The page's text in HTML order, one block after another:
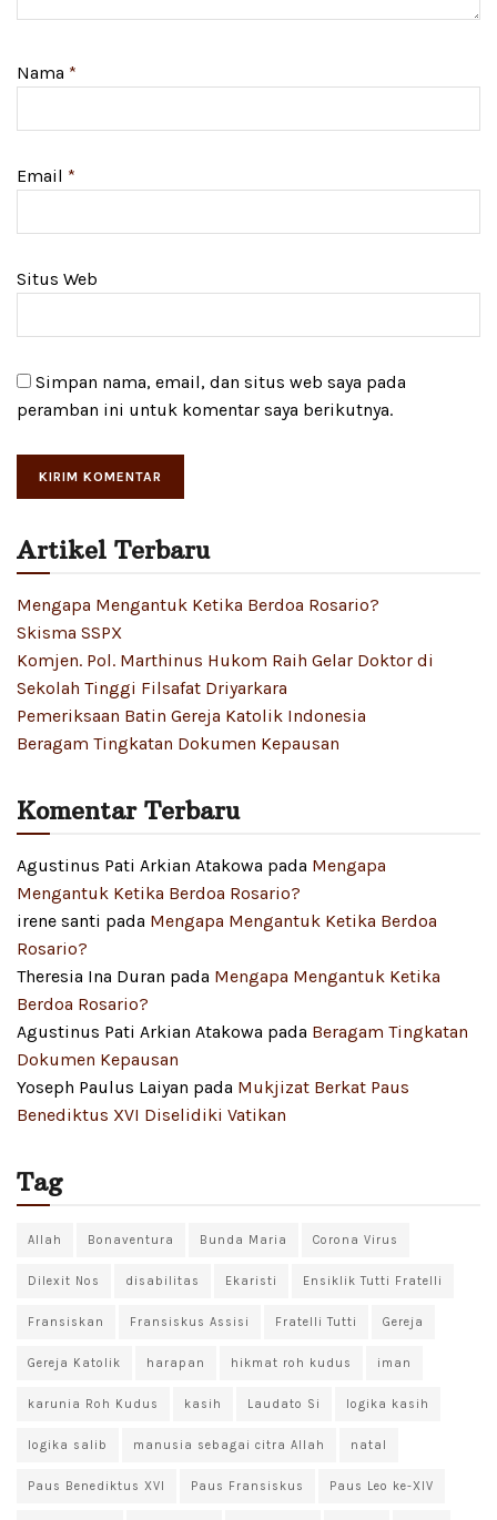
Nama *
Email *
Situs Web
Simpan nama, email, dan situs web saya pada
peramban ini untuk komentar saya berikutnya.
Artikel Terbaru
Mengapa Mengantuk Ketika Berdoa Rosario?
Skisma SSPX
Komjen. Pol. Marthinus Hukom Raih Gelar Doktor di
Sekolah Tinggi Filsafat Driyarkara
Pemeriksaan Batin Gereja Katolik Indonesia
Beragam Tingkatan Dokumen Kepausan
Komentar Terbaru
Agustinus Pati Arkian Atakowa pada Mengapa
Mengantuk Ketika Berdoa Rosario?
irene santi pada Mengapa Mengantuk Ketika Berdoa
Rosario?
Theresia Ina Duran pada Mengapa Mengantuk Ketika
Berdoa Rosario?
Agustinus Pati Arkian Atakowa pada Beragam Tingkatan
Dokumen Kepausan
Yoseph Paulus Laiyan pada Mukjizat Berkat Paus
Benediktus XVI Diselidiki Vatikan
Tag
Allah Bonaventura Bunda Maria Corona Virus
Dilexit Nos disabilitas Ekaristi Ensiklik Tutti Fratelli
Fransiskan Fransiskus Assisi Fratelli Tutti Gereja
Gereja Katolik harapan hikmat roh kudus iman
karunia Roh Kudus kasih Laudato Si logika kasih
logika salib manusia sebagai citra Allah natal
Paus Benediktus XVI Paus Fransiskus Paus Leo ke-XIV